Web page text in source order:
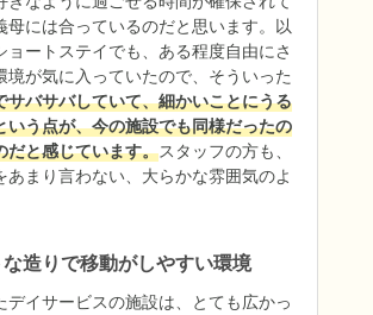
母には合っているのだと思います。以
ョートステイでも、ある程度自由にさ
境が気に入っていたので、そういった
サバサバしていて、細かいことにうる
いう点が、今の施設でも同様だったの
だと感じています。スタッフの方も、
あまり言わない、大らかな雰囲気のよ
造りで移動がしやすい環境
デイサービスの施設は、とても広かっ